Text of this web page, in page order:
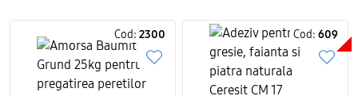
Cod: 2300 Cod: 609